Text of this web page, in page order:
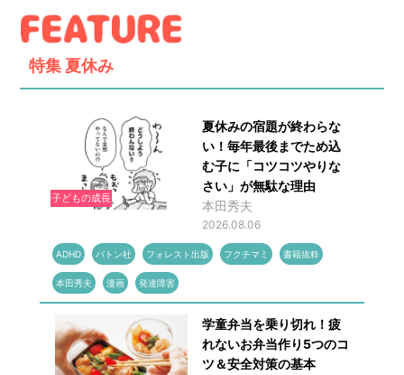
特集 夏休み
子どもの成長
夏休みの宿題が終わらな
い！毎年最後までため込
む子に「コツコツやりな
さい」が無駄な理由
本田秀夫
2026.08.06
ADHD バトン社 フォレスト出版 フクチマミ 書籍抜粋
本田秀夫 漫画 発達障害
学童弁当を乗り切れ！疲
れないお弁当作り5つのコ
ツ＆安全対策の基本